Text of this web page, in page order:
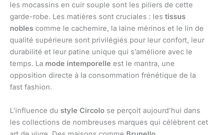
les mocassins en cuir souple sont les piliers de cette
garde-robe. Les matières sont cruciales : les tissus
nobles comme le cachemire, la laine mérinos et le lin de
qualité supérieure sont privilégiés pour leur confort, leur
durabilité et leur patine unique qui s’améliore avec le
temps. La mode intemporelle est le mantra, une
opposition directe à la consommation frénétique de la
fast fashion.
L’influence du style Circolo se perçoit aujourd’hui dans
les collections de nombreuses marques qui célèbrent cet